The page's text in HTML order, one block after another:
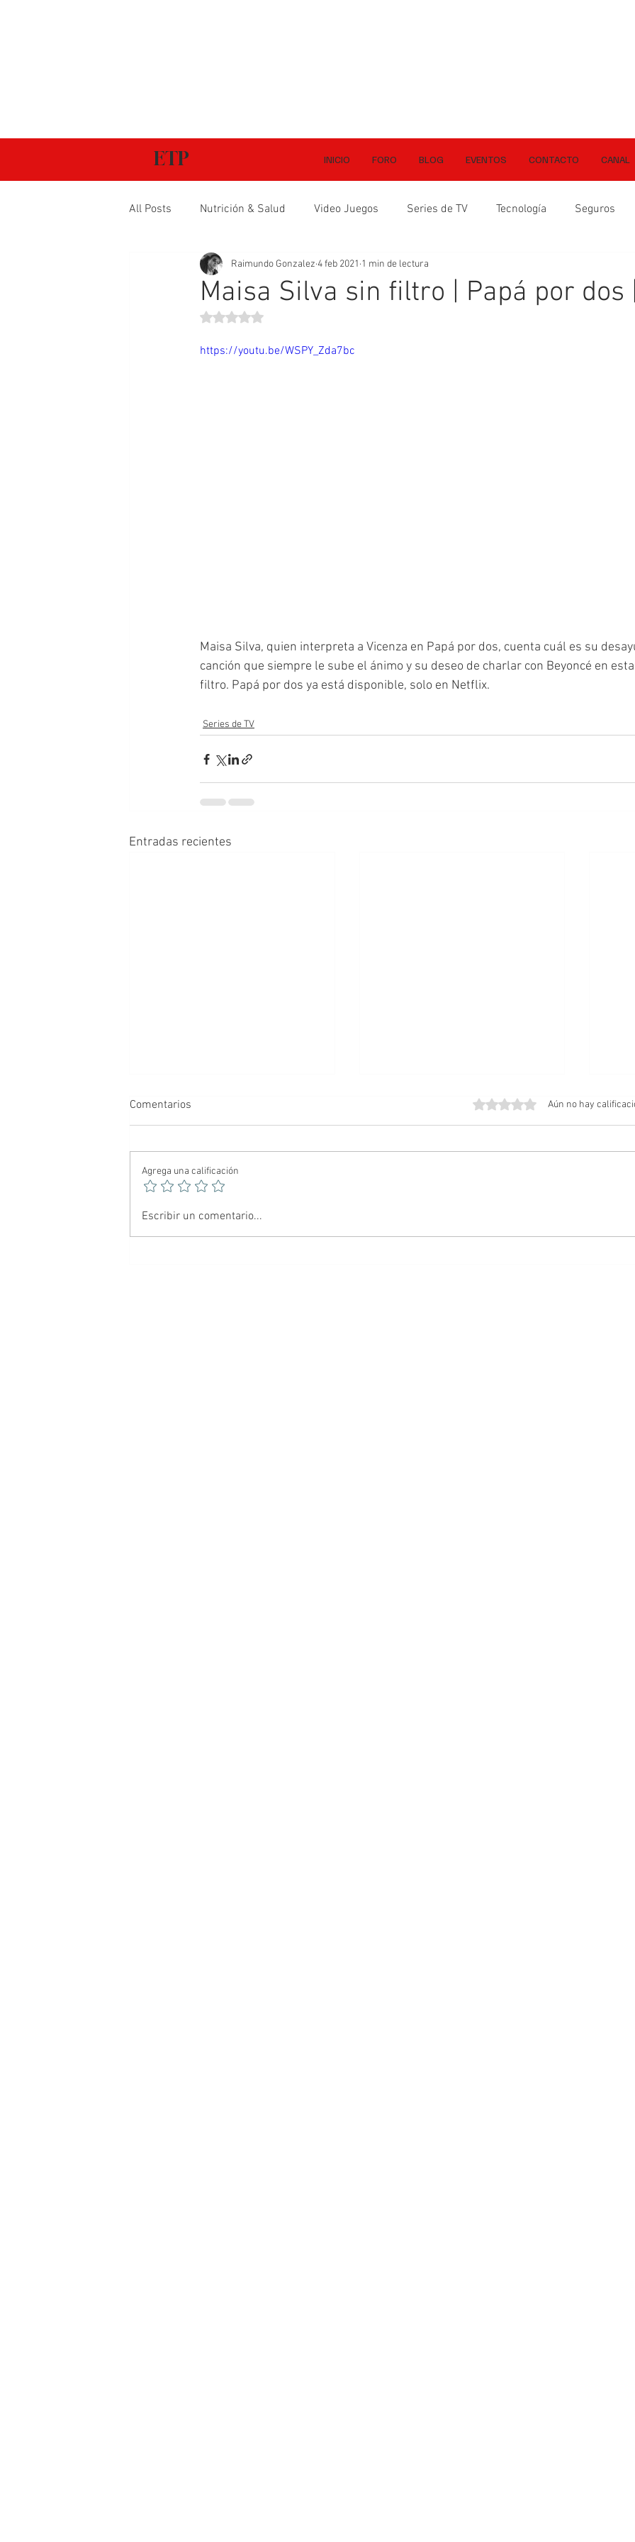
INICIO FORO BLOG EVENTOS CONTACTO CANAL
ETP
All Posts Nutrición & Salud Video Juegos Series de TV Tecnología Seguros
Maisa Silva sin filtro | Papá por dos
Raimundo Gonzalez 4 feb 2021 1 min de lectura
Obtuvo NaN de 5 estrellas.
https://youtu.be/WSPY_Zda7bc
Maisa Silva, quien interpreta a Vicenza en Papá por dos, cuenta cuál es su
canción que siempre le sube el ánimo y su deseo de charlar con Beyoncé en
filtro. Papá por dos ya está disponible, solo en Netflix.
Series de TV
Entradas recientes
🕷️ Spider-Noir: El Hombre
Araña más oscuro del
Comentarios Obtuvo 0 de 5 estrellas.
Aún no hay
Agrega una calificación
Escribir un comentario...